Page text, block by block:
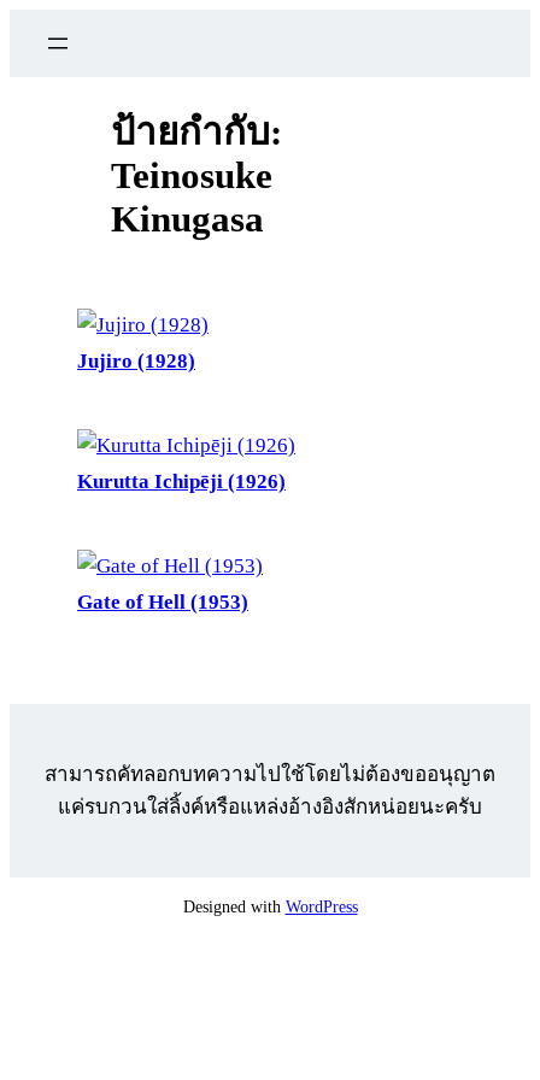
ป้ายกำกับ:
Teinosuke
Kinugasa
Jujiro (1928)
Kurutta Ichipēji (1926)
Gate of Hell (1953)
สามารถคัทลอกบทความไปใช้โดยไม่ต้องขออนุญาต
แค่รบกวนใส่ลิ้งค์หรือแหล่งอ้างอิงสักหน่อยนะครับ
Designed with WordPress